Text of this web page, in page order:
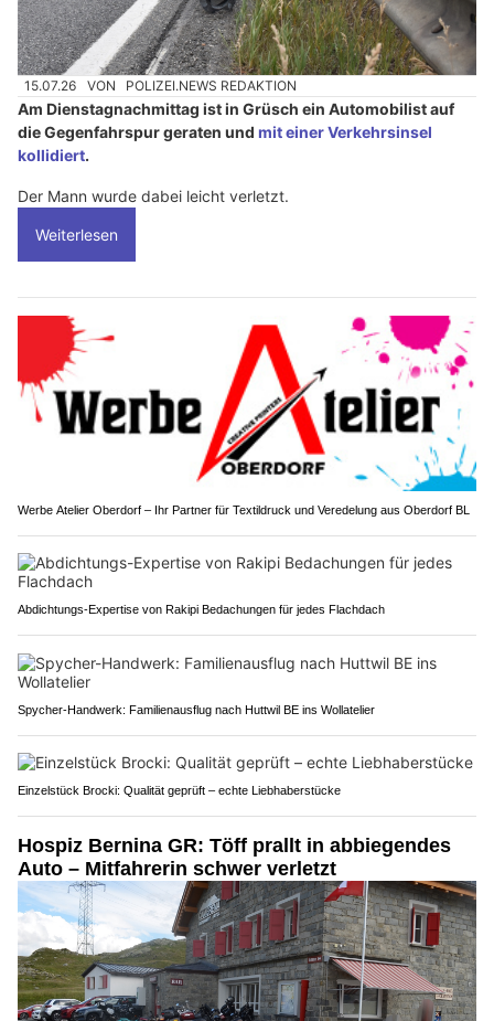
15.07.26 VON POLIZEI.NEWS REDAKTION
Am Dienstagnachmittag ist in Grüsch ein Automobilist auf
die Gegenfahrspur geraten und mit einer Verkehrsinsel
kollidiert.
Der Mann wurde dabei leicht verletzt.
Weiterlesen
Werbe Atelier Oberdorf – Ihr Partner für Textildruck und Veredelung aus Oberdorf BL
Abdichtungs-Expertise von Rakipi Bedachungen für jedes Flachdach
Spycher-Handwerk: Familienausflug nach Huttwil BE ins Wollatelier
Einzelstück Brocki: Qualität geprüft – echte Liebhaberstücke
Hospiz Bernina GR: Töff prallt in abbiegendes
Auto – Mitfahrerin schwer verletzt